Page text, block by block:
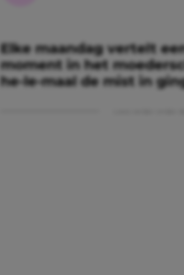
Elke maandag vertelt
moment in het
he-le-maal de mist in